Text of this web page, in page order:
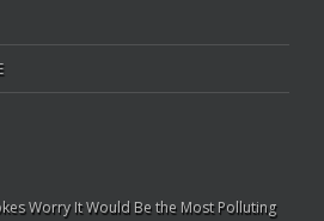
Worry It Would Be the Most Polluting